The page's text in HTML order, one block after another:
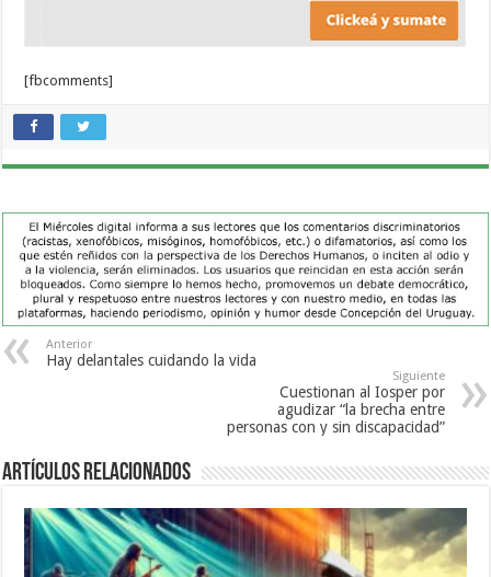
[fbcomments]
Anterior
Hay delantales cuidando la vida
Siguiente
Cuestionan al Iosper por
agudizar “la brecha entre
personas con y sin discapacidad”
Artículos Relacionados